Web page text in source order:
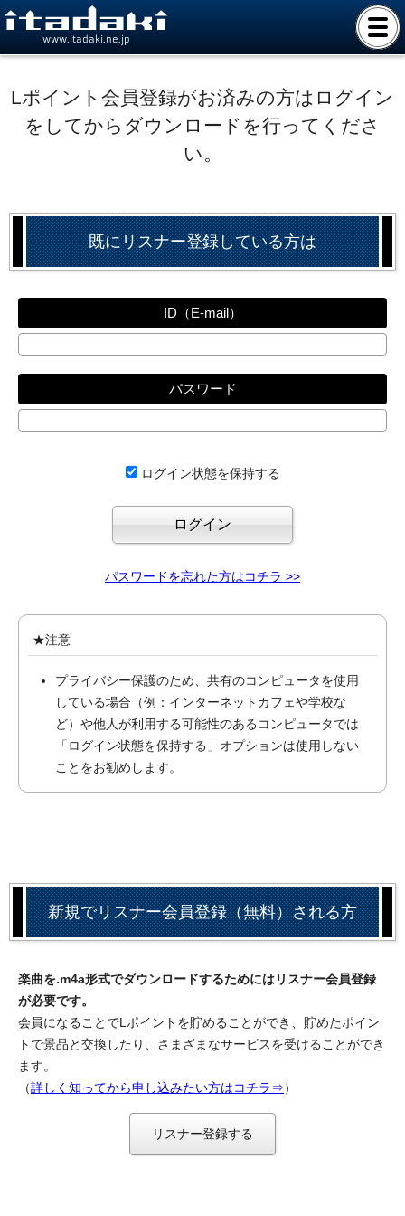
www.itadaki.ne.jp
Lポイント会員登録がお済みの方はログイン
をしてからダウンロードを行ってくださ
い。
既にリスナー登録している方は
ID（E-mail）
パスワード
ログイン状態を保持する
パスワードを忘れた方はコチラ >>
★注意
プライバシー保護のため、共有のコンピュータを使用
している場合（例：インターネットカフェや学校な
ど）や他人が利用する可能性のあるコンピュータでは
「ログイン状態を保持する」オプションは使用しない
ことをお勧めします。
新規でリスナー会員登録（無料）される方
楽曲を.m4a形式でダウンロードするためにはリスナー会員登録
が必要です。
会員になることでLポイントを貯めることができ、貯めたポイン
トで景品と交換したり、さまざまなサービスを受けることができ
ます。
（詳しく知ってから申し込みたい方はコチラ⇒）
リスナー登録する